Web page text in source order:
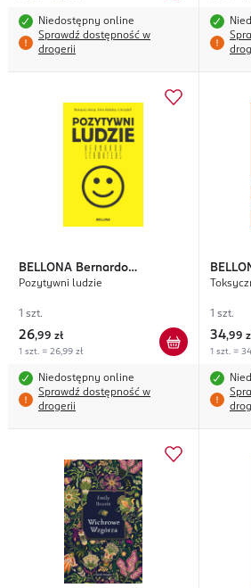
Niedostępny online
Sprawdź dostępność w
drogerii
BELLONA Bernardo
Stamateas
Pozytywni ludzie
1 szt.
26,99 zł
1 szt. = 26,99 zł
Niedostępny online
Sprawdź dostępność w
drogerii
1 szt.
34,99
1 szt. =